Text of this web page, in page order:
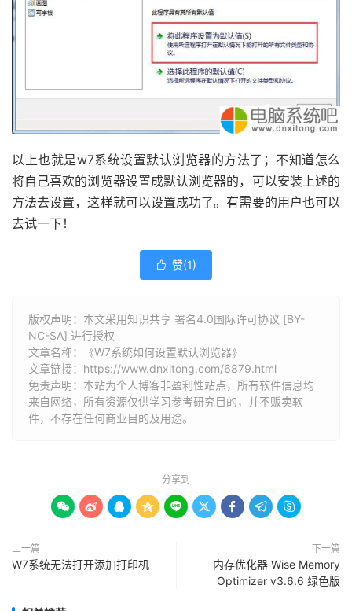
以上也就是w7系统设置默认浏览器的方法了；不知道怎么
将自己喜欢的浏览器设置成默认浏览器的，可以安装上述的
方法去设置，这样就可以设置成功了。有需要的用户也可以
去试一下！
 赞(1)
版权声明：本文采用知识共享 署名4.0国际许可协议 [BY-
NC-SA] 进行授权
文章名称：《W7系统如何设置默认浏览器》
文章链接： https://www.dnxitong.com/6879.html
免责声明：本站为个人博客非盈利性站点，所有软件信息均
来自网络，所有资源仅供学习参考研究目的，并不贩卖软
件，不存在任何商业目的及用途。
分享到
        
上一篇
W7系统无法打开添加打印机
下一篇
内存优化器 Wise Memory
Optimizer v3.6.6 绿色版